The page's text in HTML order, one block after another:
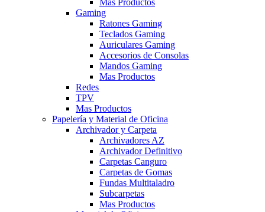
Mas Productos
Gaming
Ratones Gaming
Teclados Gaming
Auriculares Gaming
Accesorios de Consolas
Mandos Gaming
Mas Productos
Redes
TPV
Mas Productos
Papelería y Material de Oficina
Archivador y Carpeta
Archivadores AZ
Archivador Definitivo
Carpetas Canguro
Carpetas de Gomas
Fundas Multitaladro
Subcarpetas
Mas Productos